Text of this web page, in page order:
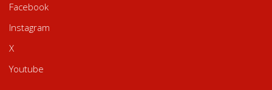
Facebook
Instagram
X
Youtube